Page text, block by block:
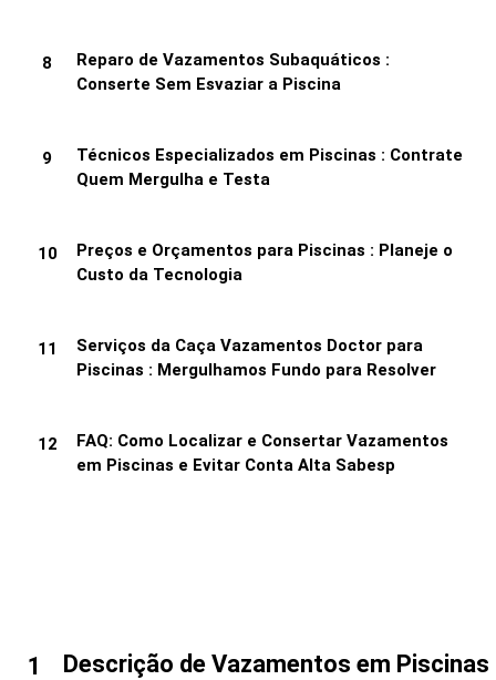
Reparo de Vazamentos Subaquáticos :
Conserte Sem Esvaziar a Piscina
Técnicos Especializados em Piscinas : Contrate
Quem Mergulha e Testa
Preços e Orçamentos para Piscinas : Planeje o
Custo da Tecnologia
Serviços da Caça Vazamentos Doctor para
Piscinas : Mergulhamos Fundo para Resolver
FAQ: Como Localizar e Consertar Vazamentos
em Piscinas e Evitar Conta Alta Sabesp
Descrição de Vazamentos em Piscinas